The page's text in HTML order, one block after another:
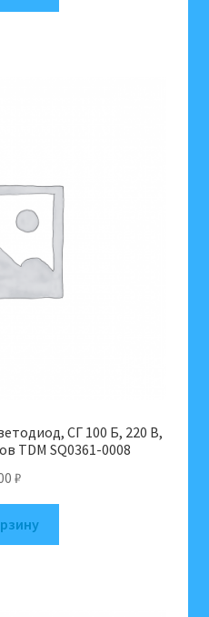
СГ 100 Б, 220 В,
TDM SQ0361-0008
₽